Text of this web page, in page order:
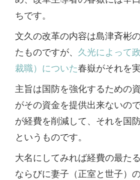
ちです。
文久の改革の内容は島津斉彬
たものですが、 久光によって
裁職）についた春嶽がそれを
主旨は国防を強化するための
がその資金を提供出来ないの
が経費を削減して、それを国
というものです。
大名にしてみれば経費の最た
ならびに妻子（正室と世子）